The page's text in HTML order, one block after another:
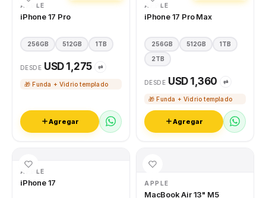
APPLE
iPhone 17 Pro
256GB 512GB 1TB
DESDE USD 1,275 ⇄
🎁 Funda + Vidrio templado
Agregar
APPLE
iPhone 17 Pro Max
256GB 512GB 1TB
2TB
DESDE USD 1,360 ⇄
🎁 Funda + Vidrio templado
Agregar
APPLE
iPhone 17 APPLE
MacBook Air 13" M5